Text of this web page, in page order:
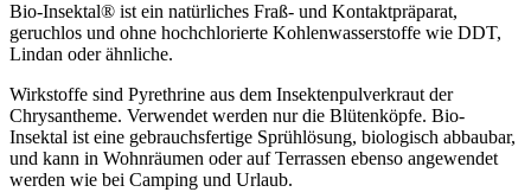
Bio-Insektal® ist ein natürliches Fraß- und Kontaktpräparat,
geruchlos und ohne hochchlorierte Kohlenwasserstoffe wie DDT,
Lindan oder ähnliche.
Wirkstoffe sind Pyrethrine aus dem Insektenpulverkraut der
Chrysantheme. Verwendet werden nur die Blütenköpfe. Bio-
Insektal ist eine gebrauchsfertige Sprühlösung, biologisch abbaubar,
und kann in Wohnräumen oder auf Terrassen ebenso angewendet
werden wie bei Camping und Urlaub.